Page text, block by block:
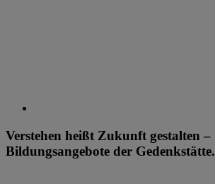
Verstehen heißt Zukunft gestalten –
Bildungsangebote der Gedenkstätte.